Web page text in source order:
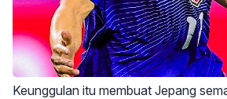
Keunggulan itu membuat Jepang